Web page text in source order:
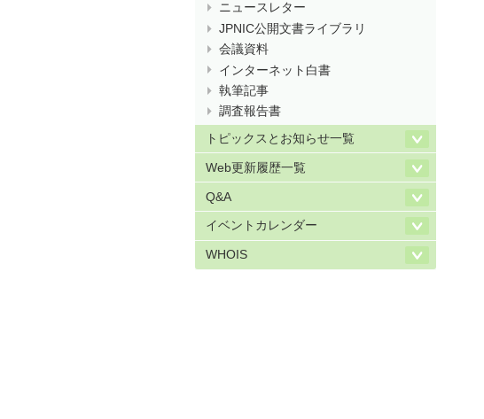
ニュースレター
JPNIC公開文書ライブラリ
会議資料
インターネット白書
執筆記事
調査報告書
トピックスとお知らせ一覧
Web更新履歴一覧
Q&A
イベントカレンダー
WHOIS